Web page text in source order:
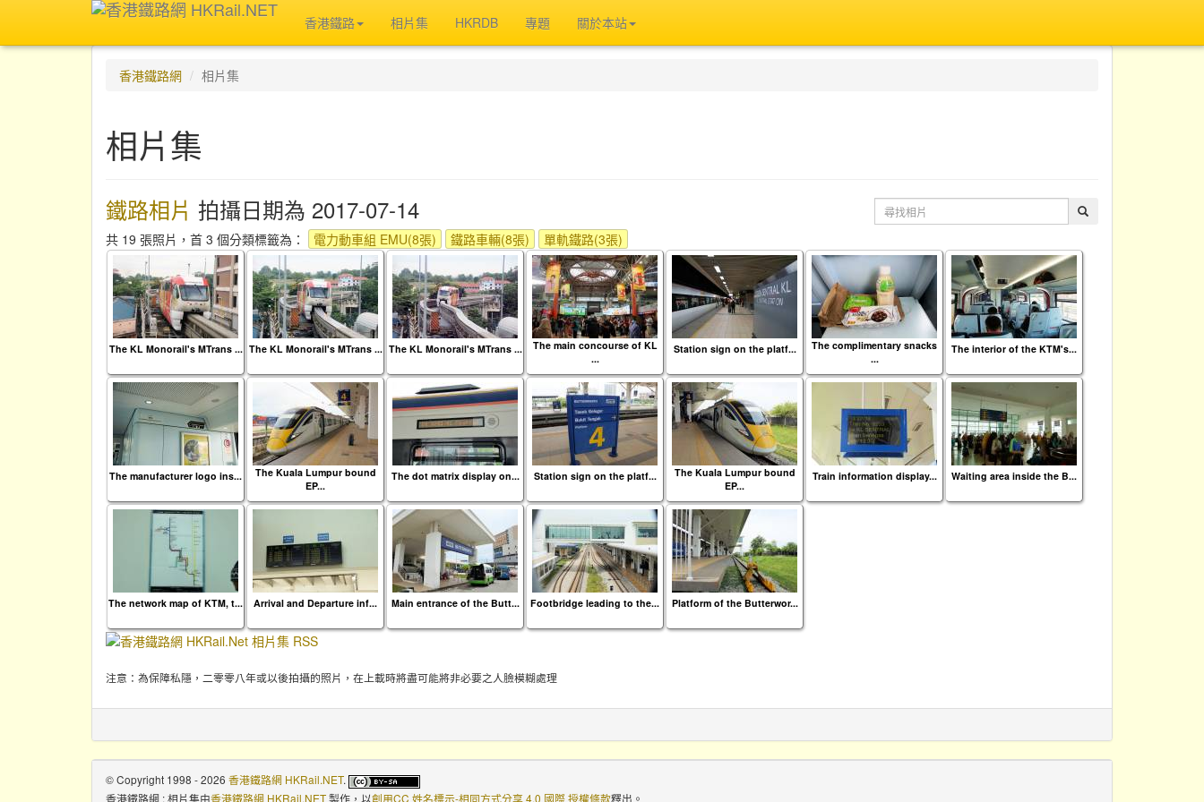
香港鐵路 相片集 HKRDB 專題 關於本站
香港鐵路網 相片集
相片集
鐵路相片 拍攝日期為 2017-07-14
共 19 張照片，首 3 個分類標籤為： 電力動車組 EMU(8張) 鐵路車輛(8張) 單軌鐵路(3張)
The KL Monorail's MTrans ... The KL Monorail's MTrans ... The KL Monorail's MTrans ...
The main concourse of KL
...
Station sign on the platf...
The complimentary snacks
...
The interior of the KTM's...
The manufacturer logo ins...
The Kuala Lumpur bound
EP...
The dot matrix display on... Station sign on the platf...
The Kuala Lumpur bound
EP...
Train information display... Waiting area inside the B...
The network map of KTM, t... Arrival and Departure inf... Main entrance of the Butt... Footbridge leading to the... Platform of the Butterwor...
注意：為保障私隱，二零零八年或以後拍攝的照片，在上載時將盡可能將非必要之人臉模糊處理
© Copyright 1998 - 2026 香港鐵路網 HKRail.NET.
香港鐵路網 : 相片集由香港鐵路網 HKRail.NET製作，以創用CC 姓名標示-相同方式分享 4.0 國際 授權條款釋出。